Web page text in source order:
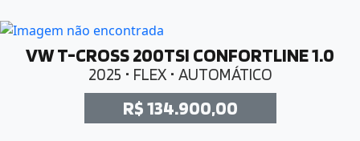
VW T-CROSS 200TSI CONFORTLINE 1.0
2025 • FLEX • AUTOMÁTICO
R$ 134.900,00